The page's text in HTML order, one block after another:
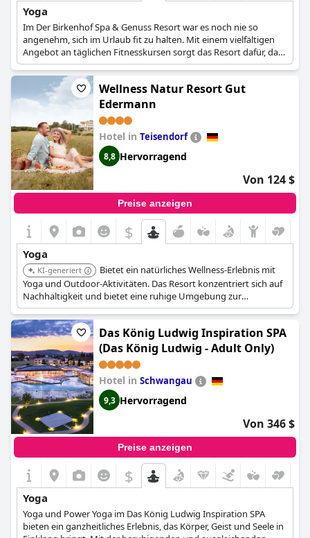
Yoga
Im Der Birkenhof Spa & Genuss Resort war es noch nie so
angenehm, sich im Urlaub fit zu halten. Mit einem vielfältigen
Angebot an täglichen Fitnesskursen sorgt das Resort dafür, dass
jeder Gast während seines Aufenthalts aktiv und gesund bleiben
kann.
Der neu gestaltete Fitnessraum bietet eine Vielzahl an
ansprechenden Fitnesskursen, von beruhigenden Yoga- und
Pilates-Sitzungen bis hin zu belebenden Step-Aerobic-Kursen.
Das Birkenhof Spa & Genuss Resort bietet Sportbegeisterten
aller Niveaus ein abgerundetes Erlebnis, das die Bedürfnisse
aller aktiven Reisenden befriedigt, die die perfekte Balance
zwischen Entspannung und körperlicher Aktivität suchen.
Wellness Natur Resort Gut
Edermann
Hotel in Teisendorf
8,8 Hervorragend
Von 124 $
Preise anzeigen
$
Yoga
KI-generiert
Bietet ein natürliches Wellness-Erlebnis mit
Yoga und Outdoor-Aktivitäten. Das Resort konzentriert sich auf
Nachhaltigkeit und bietet eine ruhige Umgebung zur
Entspannung. Gäste können Bio-Küche und naturbasierte
Wellness-Programme genießen.
Das König Ludwig Inspiration SPA
(Das König Ludwig - Adult Only)
Hotel in Schwangau
9,3 Hervorragend
Von 346 $
Preise anzeigen
$
Yoga
Yoga und Power Yoga im Das König Ludwig Inspiration SPA
bieten ein ganzheitliches Erlebnis, das Körper, Geist und Seele in